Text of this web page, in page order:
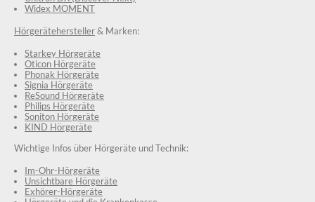
Widex MOMENT
Hörgerätehersteller& Marken:
Starkey Hörgeräte
Oticon Hörgeräte
Phonak Hörgeräte
Signia Hörgeräte
ReSound Hörgeräte
Philips Hörgeräte
Soniton Hörgeräte
KIND Hörgeräte
Wichtige Infos über Hörgeräte und Technik:
Im-Ohr-Hörgeräte
Unsichtbare Hörgeräte
Exhörer-Hörgeräte